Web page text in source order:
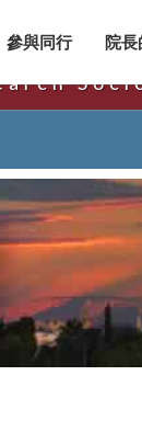
參與同行 院長
究中心